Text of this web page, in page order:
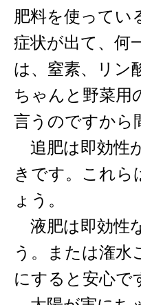
肥料を使ってい
症状が出て、何
は、窒素、リン
ちゃんと野菜用
言うのですから
追肥は即効性
きです。これら
ょう。
液肥は即効性
う。または潅水
にすると安心で